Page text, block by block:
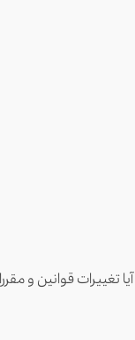
5. آیا تغییرات قوانین و